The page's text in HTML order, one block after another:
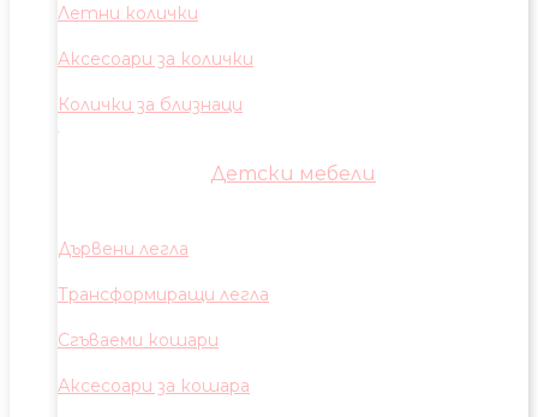
Летни колички
Аксесоари за колички
Колички за близнаци
Детски мебели
Дървени легла
Трансформиращи легла
Сгъваеми кошари
Аксесоари за кошара